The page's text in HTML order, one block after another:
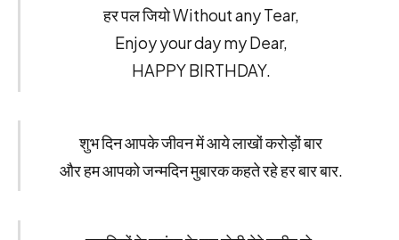
हर पल जियो Without any Tear,
Enjoy your day my Dear,
HAPPY BIRTHDAY.
शुभ दिन आपके जीवन में आये लाखों करोड़ों बार
और हम आपको जन्मदिन मुबारक कहते रहे हर बार बार.